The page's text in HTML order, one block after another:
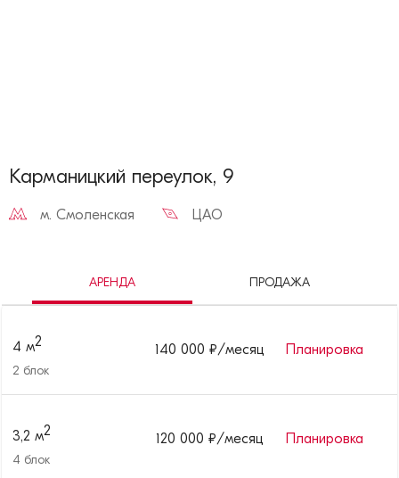
Карманицкий переулок, 9
м. Смоленская ЦАО
АРЕНДА ПРОДАЖА
4 м2
2 блок
140 000 ₽/месяц Планировка
3,2 м2
4 блок
120 000 ₽/месяц Планировка